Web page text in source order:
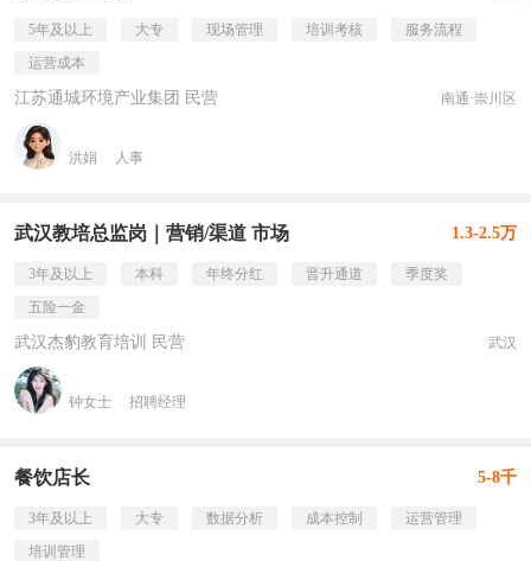
5年及以上 大专 现场管理 培训考核
服务流程
运营成本
江苏通城环境产业集团 民营 南通·崇川区
洪娟 人事
武汉教培总监岗｜营销/渠道 市场 1.3-2.5万
3年及以上 本科 年终分红 晋升通道
季度奖
五险一金
武汉杰豹教育培训 民营 武汉
钟女士 招聘经理
餐饮店长 5-8千
3年及以上 大专 数据分析 成本控制
运营管理
培训管理